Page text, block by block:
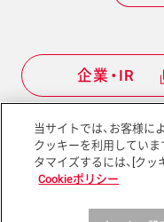
企業・IR
サイトマ
当サイトでは、お客様に
クッキーを利用してい
タマイズするには、[クッ
Cookieポリシー